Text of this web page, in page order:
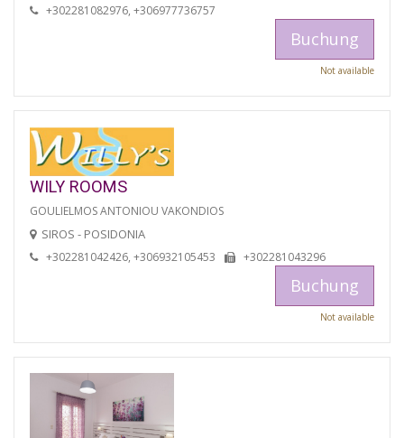
+302281082976, +306977736757
Buchung
Not available
WILY ROOMS
GOULIELMOS ANTONIOU VAKONDIOS
SIROS - POSIDONIA
+302281042426, +306932105453 +302281043296
Buchung
Not available